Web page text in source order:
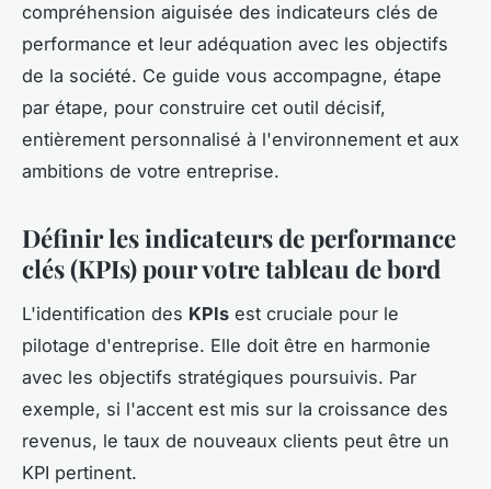
compréhension aiguisée des indicateurs clés de
performance et leur adéquation avec les objectifs
de la société. Ce guide vous accompagne, étape
par étape, pour construire cet outil décisif,
entièrement personnalisé à l'environnement et aux
ambitions de votre entreprise.
Définir les indicateurs de performance
clés (KPIs) pour votre tableau de bord
L'identification des KPIs est cruciale pour le
pilotage d'entreprise. Elle doit être en harmonie
avec les objectifs stratégiques poursuivis. Par
exemple, si l'accent est mis sur la croissance des
revenus, le taux de nouveaux clients peut être un
KPI pertinent.